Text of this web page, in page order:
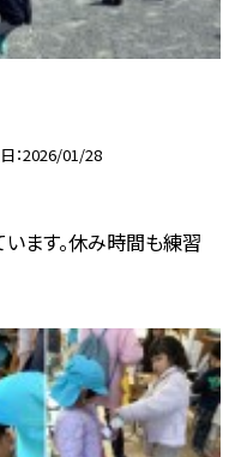
2026/01/28
ます。休み時間も練習